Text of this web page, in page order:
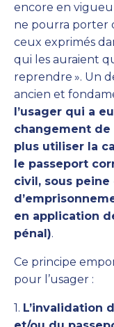
encore en
ne pourra porter
ceux exprimés
qui les auraient
reprendre ». Un
ancien et
l’usager qui a
changement
plus utiliser la
le passeport
civil, sous peine
en application
pénal).
Ce principe
pour l’usager :
1. L’invalidation